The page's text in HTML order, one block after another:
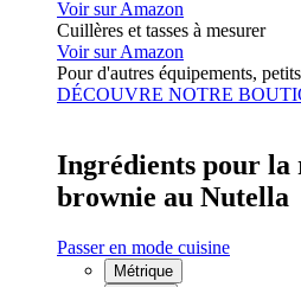
Voir sur Amazon
Cuillères et tasses à mesurer
Voir sur Amazon
Pour d'autres équipements,
DÉCOUVRE NOTRE
Ingrédients pour la
brownie au Nutella
Passer en mode cuisine
Métrique